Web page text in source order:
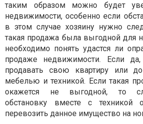
таким образом можно будет
недвижимости, особенно если
в этом случае хозяину нужно
такая продажа была выгодной для
необходимо понять удастся ли
продаже недвижимости. Если
продавать свою квартиру или
мебелью и техникой. Если такая
окажется не выгодной, то
обстановку вместе с техникой
перевозить данное имущество на